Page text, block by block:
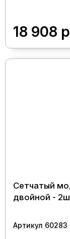
18 908
Сетчатый
двойной -
Артикул 60283